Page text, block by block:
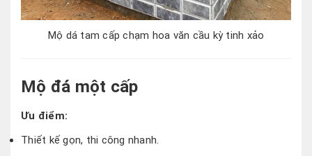
Mộ dá tam cấp chạm hoa văn cầu kỳ tinh xảo
Mộ đá một cấp
Ưu điểm:
Thiết kế gọn, thi công nhanh.